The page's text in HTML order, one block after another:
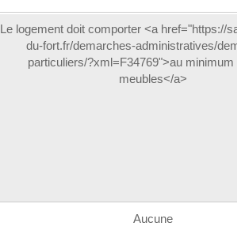
Le logement doit comporter <a href="https://
du-fort.fr/demarches-administratives/
particuliers/?xml=F34769">au minimum
meubles</a>
Aucune